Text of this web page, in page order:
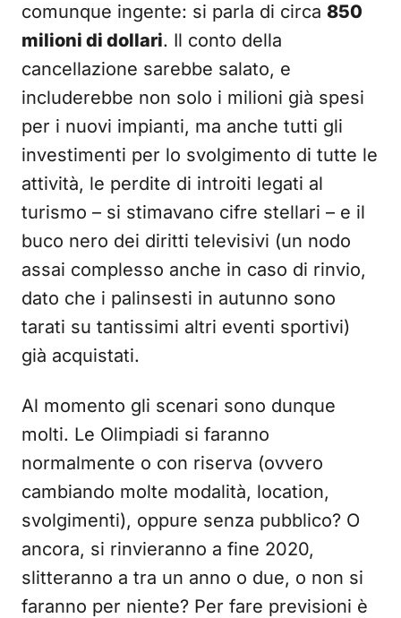
comunque ingente: si parla di circa 850
milioni di dollari. Il conto della
cancellazione sarebbe salato, e
includerebbe non solo i milioni già spesi
per i nuovi impianti, ma anche tutti gli
investimenti per lo svolgimento di tutte le
attività, le perdite di introiti legati al
turismo – si stimavano cifre stellari – e il
buco nero dei diritti televisivi (un nodo
assai complesso anche in caso di rinvio,
dato che i palinsesti in autunno sono
tarati su tantissimi altri eventi sportivi)
già acquistati.
Al momento gli scenari sono dunque
molti. Le Olimpiadi si faranno
normalmente o con riserva (ovvero
cambiando molte modalità, location,
svolgimenti), oppure senza pubblico? O
ancora, si rinvieranno a fine 2020,
slitteranno a tra un anno o due, o non si
faranno per niente? Per fare previsioni è